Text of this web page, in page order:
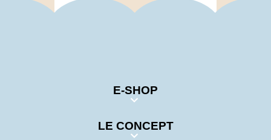
E-SHOP
LE CONCEPT